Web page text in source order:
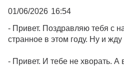
01/06/2026 16:54
- Привет. Поздравляю тебя с
странное в этом году. Ну и
- Привет. И тебе не хворать. А